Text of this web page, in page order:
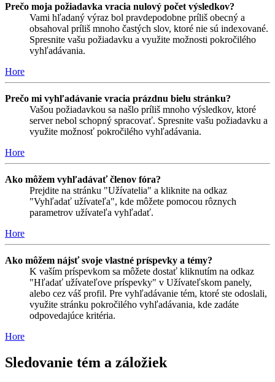
Prečo moja požiadavka vracia nulový počet výsledkov?
Vami hľadaný výraz bol pravdepodobne príliš obecný a
obsahoval príliš mnoho častých slov, ktoré nie sú indexované.
Spresnite vašu požiadavku a využite možnosti pokročilého
vyhľadávania.
Hore
Prečo mi vyhľadávanie vracia prázdnu bielu stránku?
Vašou požiadavkou sa našlo príliš mnoho výsledkov, ktoré
server nebol schopný spracovať. Spresnite vašu požiadavku a
využite možnosť pokročilého vyhľadávania.
Hore
Ako môžem vyhľadávať členov fóra?
Prejdite na stránku "Užívatelia" a kliknite na odkaz
"Vyhľadať užívateľa", kde môžete pomocou rôznych
parametrov užívateľa vyhľadať.
Hore
Ako môžem nájsť svoje vlastné príspevky a témy?
K vaším príspevkom sa môžete dostať kliknutím na odkaz
"Hľadať užívateľove príspevky" v Užívateľskom panely,
alebo cez váš profil. Pre vyhľadávanie tém, ktoré ste odoslali,
využite stránku pokročilého vyhľadávania, kde zadáte
odpovedajúce kritéria.
Hore
Sledovanie tém a záložiek